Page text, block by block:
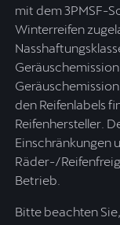
mit dem 3PMSF-
Winterreifen
den Reifenlabels
Reifenhersteller.
Einschränkungen
Räder-/
Betrieb.
Bitte beachten